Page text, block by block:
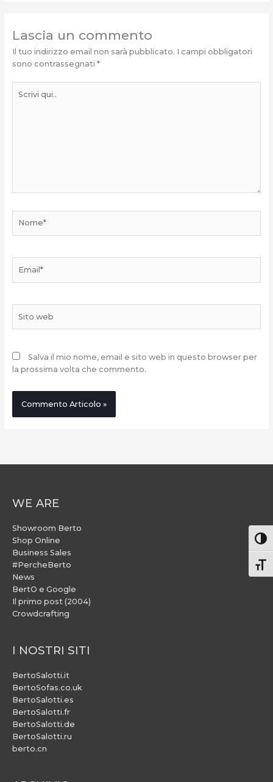
Lascia un commento
Il tuo indirizzo email non sarà pubblicato. I campi obbligatori
sono contrassegnati *
qui..
web
Salva il mio nome, email e sito web in questo browser per
la prossima volta che commento.
WE ARE
Showroom Berto
Shop Online
Business Sales
#PercheBerto
News
BertO e Google
Il primo post (2004)
Crowdcrafting
I NOSTRI SITI
BertoSalotti.it
BertoSofas.co.uk
BertoSalotti.es
BertoSalotti.fr
BertoSalotti.de
BertoSalotti.ru
berto.cn